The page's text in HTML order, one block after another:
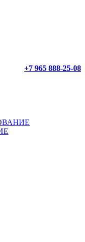
+7 965 888-25-08